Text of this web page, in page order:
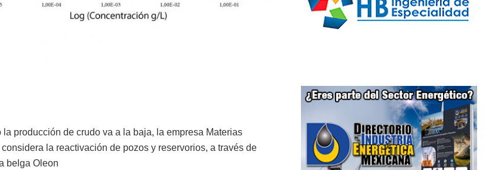
la producción de crudo va a la baja, la empresa Materias
la reactivación de pozos y reservorios, a través de
belga Oleon